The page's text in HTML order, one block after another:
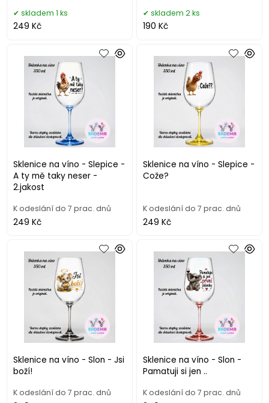
skladem 1 ks
249 Kč
skladem 2 ks
190 Kč
Sklenice na víno - Slepice -
A ty mě taky neser -
2.jakost
K odeslání do 7 prac. dnů
249 Kč
Sklenice na víno - Slepice -
Cože?
K odeslání do 7 prac. dnů
249 Kč
Sklenice na víno - Slon - Jsi
boží!
K odeslání do 7 prac. dnů
Sklenice na víno - Slon -
Pamatuji si jen ..
K odeslání do 7 prac. dnů